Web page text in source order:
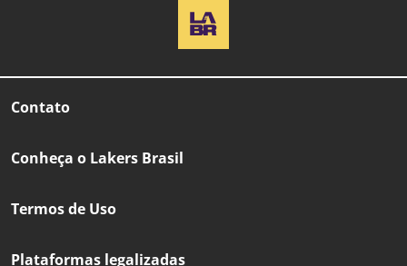
Contato
Conheça o Lakers Brasil
Termos de Uso
Plataformas legalizadas